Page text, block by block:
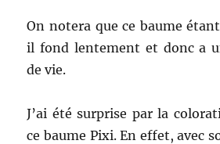
On notera que ce baume
il fond lentement et donc a
de vie.
J’ai été surprise par la
ce baume Pixi. En effet, avec